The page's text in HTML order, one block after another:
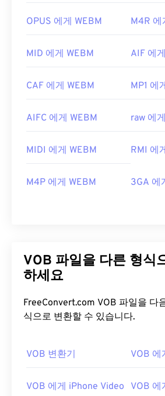
00 00
00 00
OPUS 에게 WEBM M4R 에
MID 에게 WEBM AIF 에
CAF 에게 WEBM MP1 에
AIFC 에게 WEBM raw 에
MIDI 에게 WEBM RMI 에
M4P 에게 WEBM 3GA 에
VOB 파일을 다른 형식
하세요
FreeConvert.com VOB 파일을 다음과 같은 다른 형
식으로 변환할 수 있습니다.
VOB 변환기 VOB 에
VOB 에게 iPhone Video
VOB 에